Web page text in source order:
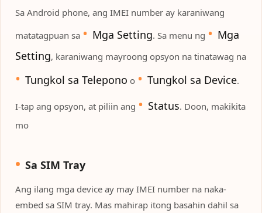
Sa Android phone, ang IMEI number ay karaniwang
matatagpuan sa
Mga Setting. Sa menu ng
Mga
Setting, karaniwang mayroong opsyon na tinatawag na
Tungkol sa Telepono o Tungkol sa Device.
I-tap ang opsyon, at piliin ang Status. Doon, makikita
mo
Sa SIM Tray
Ang ilang mga device ay may IMEI number na naka-
embed sa SIM tray. Mas mahirap itong basahin dahil sa